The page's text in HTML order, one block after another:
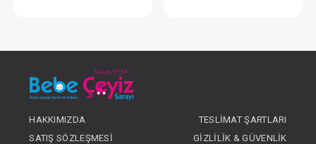
OLUNUZ
HAKKIMIZDA
TESLIMAT ŞARTLARI
SATIŞ SÖZLEŞMESI
GIZLILIK & GÜVENLIK